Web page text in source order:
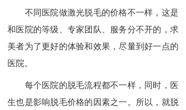
不同医院做激光脱毛的价格不一样，这是
和医院的等级、专家团队、服务分不开的，求
美者为了更好的体验和效果，尽量到好一点的
医院。
每个医院的脱毛流程都不一样，同时，医
生也是影响脱毛价格的因素之一。所以，就脱